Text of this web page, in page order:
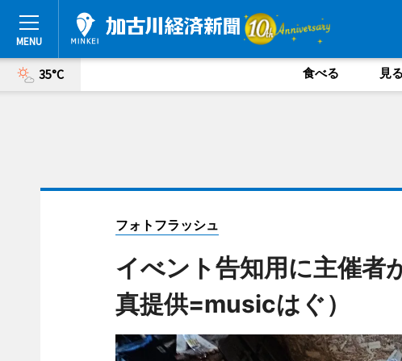
35°C 食べる 見
フォトフラッシュ
イべント告知用に主催者
真提供=musicはぐ）